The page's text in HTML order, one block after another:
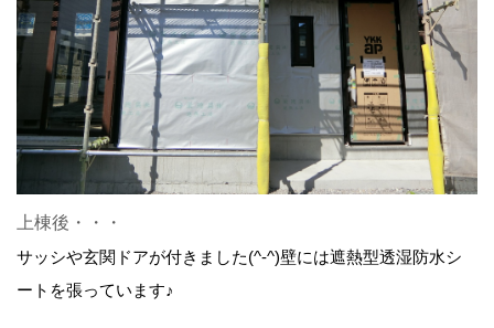
上棟後・・・
サッシや玄関ドアが付きました(^-^)壁には遮熱型透湿防水シ
ートを張っています♪